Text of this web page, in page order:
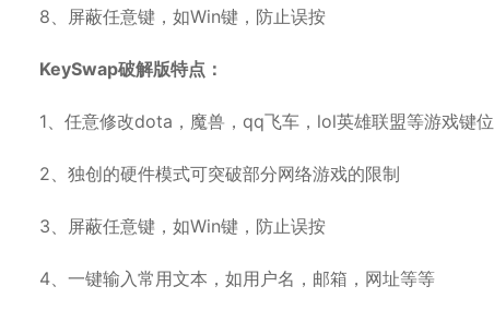
8、屏蔽任意键，如Win键，防止误按
KeySwap破解版特点：
1、任意修改dota，魔兽，qq飞车，lol英雄联盟等游戏键位
2、独创的硬件模式可突破部分网络游戏的限制
3、屏蔽任意键，如Win键，防止误按
4、一键输入常用文本，如用户名，邮箱，网址等等